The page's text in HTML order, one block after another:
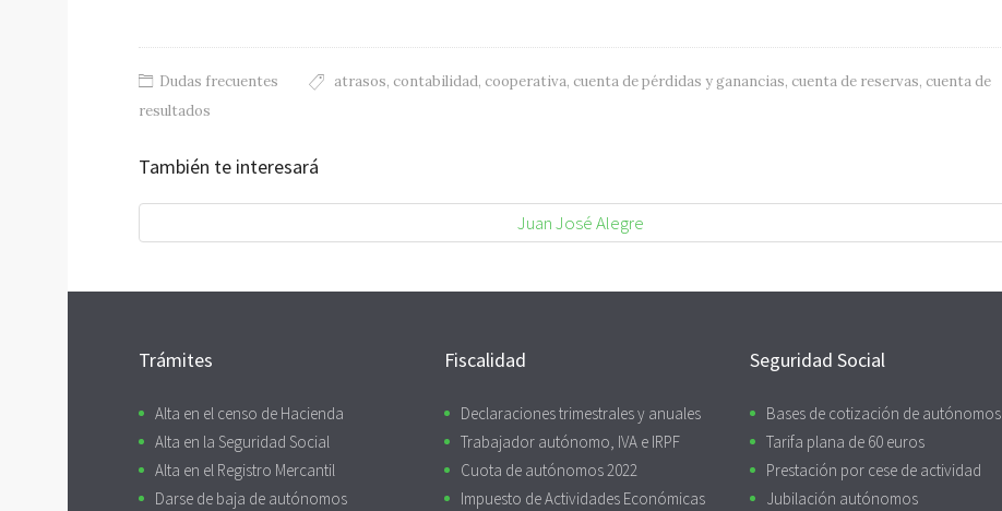
Dudas frecuentes atrasos, contabilidad, cooperativa, cuenta de pérdidas y ganancias, cuenta de reservas, cuenta de
resultados
También te interesará
Juan José Alegre
Trámites
Alta en el censo de Hacienda
Alta en la Seguridad Social
Alta en el Registro Mercantil
Darse de baja de autónomos
Fiscalidad
Declaraciones trimestrales y anuales
Trabajador autónomo, IVA e IRPF
Cuota de autónomos 2022
Impuesto de Actividades Económicas
Seguridad Social
Bases de cotización de autónomos
Tarifa plana de 60 euros
Prestación por cese de actividad
Jubilación autónomos